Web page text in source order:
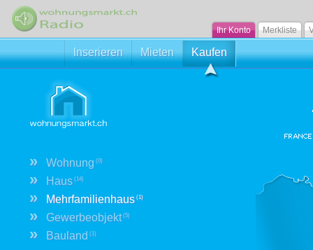
Ihr Konto Merkliste
Inserieren Mieten Kaufen
» Wohnung (0)
» Haus (14)
» Mehrfamilienhaus (1)
» Gewerbeobjekt(5)
» Bauland (1)